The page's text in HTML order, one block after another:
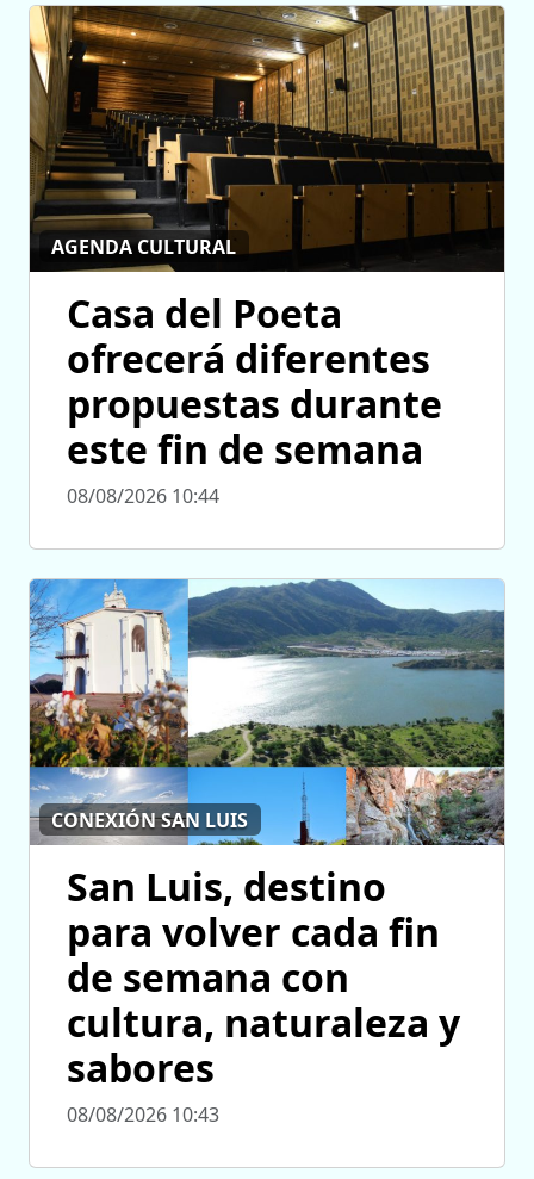
AGENDA CULTURAL
Casa del Poeta
ofrecerá diferentes
propuestas durante
este fin de semana
08/08/2026 10:44
CONEXIÓN SAN LUIS
San Luis, destino
para volver cada fin
de semana con
cultura, naturaleza y
sabores
08/08/2026 10:43